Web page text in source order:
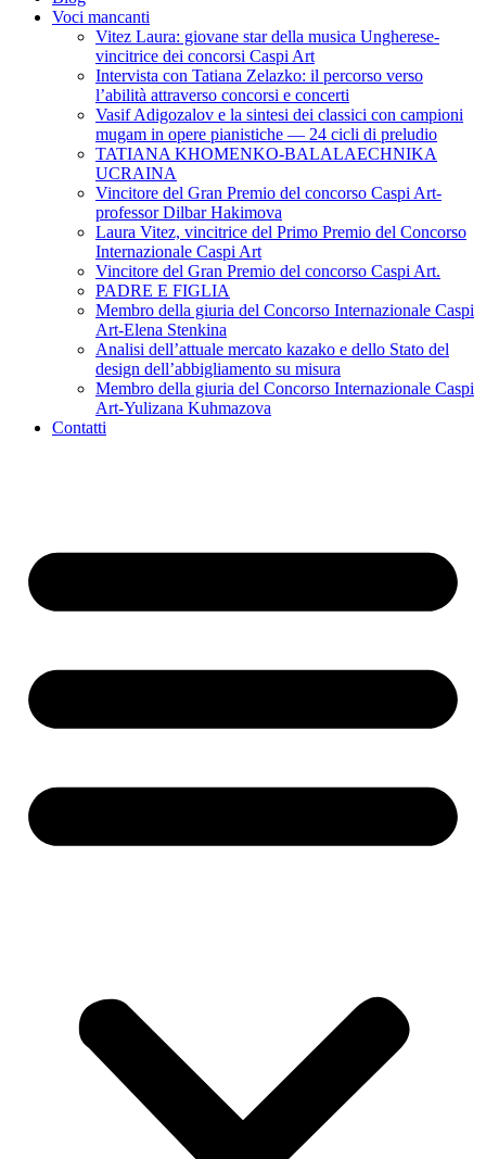
Voci mancanti
Vitez Laura: giovane star della musica Ungherese-
vincitrice dei concorsi Caspi Art
Intervista con Tatiana Zelazko: il percorso verso
l’abilità attraverso concorsi e concerti
Vasif Adigozalov e la sintesi dei classici con campioni
mugam in opere pianistiche — 24 cicli di preludio
TATIANA KHOMENKO-BALALAECHNIKA
UCRAINA
Vincitore del Gran Premio del concorso Caspi Art-
professor Dilbar Hakimova
Laura Vitez, vincitrice del Primo Premio del Concorso
Internazionale Caspi Art
Vincitore del Gran Premio del concorso Caspi Art.
PADRE E FIGLIA
Membro della giuria del Concorso Internazionale Caspi
Art-Elena Stenkina
Analisi dell’attuale mercato kazako e dello Stato del
design dell’abbigliamento su misura
Membro della giuria del Concorso Internazionale Caspi
Art-Yulizana Kuhmazova
Contatti